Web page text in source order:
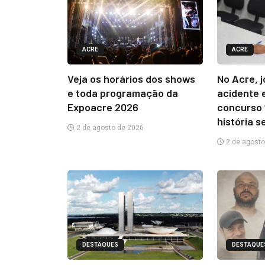
ACRE
Veja os horários dos shows
e toda programação da
Expoacre 2026
2 de agosto de 2026
ACRE
No Acre,
acidente
concurso
história
2 de
DESTAQUES